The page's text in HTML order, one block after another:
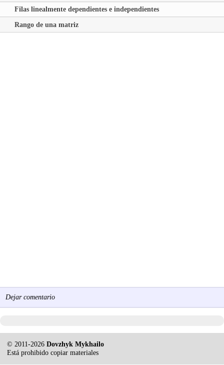
Filas linealmente dependientes e independientes
Rango de una matriz
Dejar comentario
© 2011-2026Dovzhyk Mykhailo
Está prohibido copiar materiales